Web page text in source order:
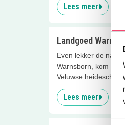
Lees meer
Landgoed
Even lekker de
Warnsborn, kom je
Veluwse
Lees meer